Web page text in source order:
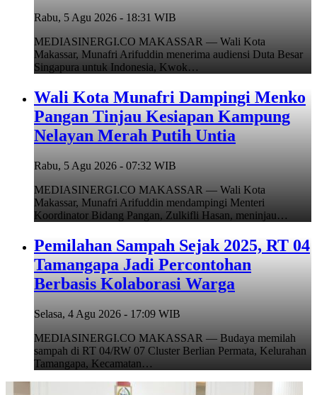
Rabu, 5 Agu 2026 - 18:31 WIB
MEDIASINERGI.CO MAKASSAR — Wali Kota
Makassar, Munafri Arifuddin menerima audiensi Duta Besar
Singapura untuk Indonesia, Kwok…
Wali Kota Munafri Dampingi Menko
Pangan Tinjau Kesiapan Kampung
Nelayan Merah Putih Untia
Rabu, 5 Agu 2026 - 07:32 WIB
MEDIASINERGI.CO MAKASSAR — Wali Kota
Makassar, Munafri Arifuddin mendampingi Menteri
Koordinator Bidang Pangan, Zulkifli Hasan, meninjau…
Pemilahan Sampah Sejak 2025, RT 04
Tamangapa Jadi Percontohan
Berbasis Kolaborasi Warga
Selasa, 4 Agu 2026 - 17:09 WIB
MEDIASINERGI.CO MAKASSAR — Budaya memilah
sampah di RT 04/RW 07 Cluster Berlian Permata, Kelurahan
Tamangapa, Kecamatan…